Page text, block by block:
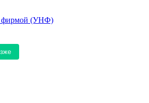
фирмой (УНФ)